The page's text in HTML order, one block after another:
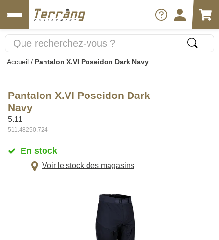
Accueil / Pantalon X.VI Poseidon Dark Navy
Pantalon X.VI Poseidon Dark
Navy
5.11
511.48250.724
En stock
Voir le stock des magasins